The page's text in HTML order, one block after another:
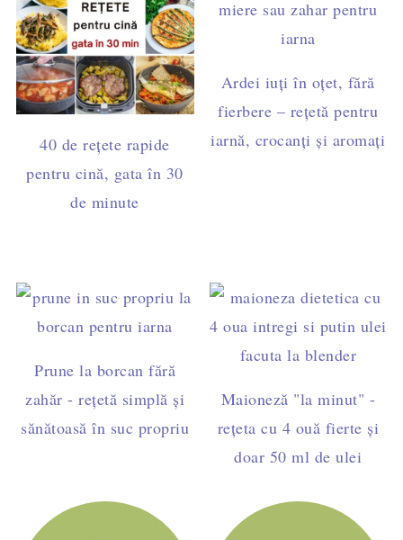
40 de rețete rapide
pentru cină, gata în 30
de minute
Ardei iuți în oțet, fără
fierbere – rețetă pentru
iarnă, crocanți și aromați
Prune la borcan fără
zahăr - rețetă simplă și
sănătoasă în suc propriu
Maioneză "la minut" -
rețeta cu 4 ouă fierte și
doar 50 ml de ulei